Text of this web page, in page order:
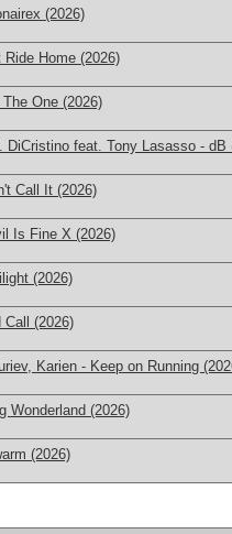
(2026)
Home (2026)
One (2026)
DiCristino feat. Tony Lasasso - dB
Call It (2026)
Is Fine X (2026)
(2026)
Call (2026)
Karien - Keep on Running
Wonderland (2026)
(2026)